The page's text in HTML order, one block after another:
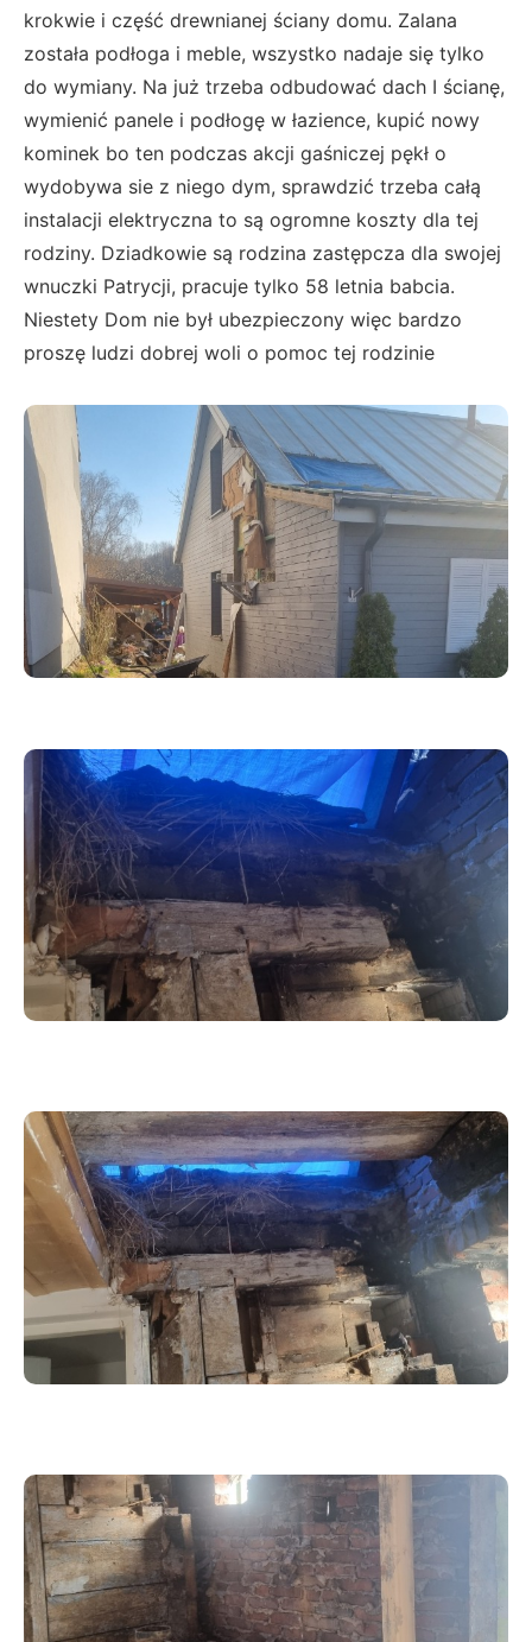
krokwie i część drewnianej ściany domu. Zalana
została podłoga i meble, wszystko nadaje się tylko
do wymiany. Na już trzeba odbudować dach I ścianę,
wymienić panele i podłogę w łazience, kupić nowy
kominek bo ten podczas akcji gaśniczej pękł o
wydobywa sie z niego dym, sprawdzić trzeba całą
instalacji elektryczna to są ogromne koszty dla tej
rodziny. Dziadkowie są rodzina zastępcza dla swojej
wnuczki Patrycji, pracuje tylko 58 letnia babcia.
Niestety Dom nie był ubezpieczony więc bardzo
proszę ludzi dobrej woli o pomoc tej rodzinie